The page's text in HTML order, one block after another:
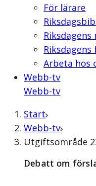
För lärare
Arbeta hos
Webb-tv
Webb-tv
Start
Webb-tv
Utgiftsområde
Debatt om